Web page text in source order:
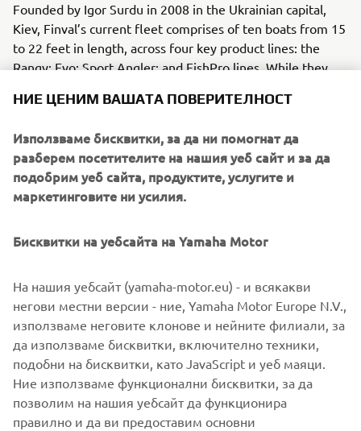
Founded by Igor Surdu in 2008 in the Ukrainian capital,
Kiev, Finval’s current fleet comprises of ten boats from 15
to 22 feet in length, across four key product lines: the
Rangy; Evo; Sport Angler; and FishPro lines. While they
designed to validate customer trust by putting
As the collaboration between these two premium brands
develops, the sharing of expertise will help bring Finval
owners a combination of fun, performance and
market. Yamaha will be in the perfect position to show
class-leading innovation can feel when it’s underpinned by
60 years of experience and Revving Hearts…
FULL PRESS RELEASE
НИЕ ЦЕНИМ ВАШАТА ПОВЕРИТЕЛНОСТ
Използваме бисквитки, за да ни помогнат да
разберем посетителите на нашия уеб сайт и за да
подобрим уеб сайта, продуктите, услугите и
маркетинговите ни усилия.
Бисквитки на уебсайта на Yamaha Motor
На нашия уебсайт (yamaha-motor.eu) - и всякакви
негови местни версии - ние, Yamaha Motor Europe N.V.,
използваме неговите клонове и нейните филиали, за
да използваме бисквитки, включително техники,
подобни на бисквитки, като JavaScript и уеб маяци.
Ние използваме функционални бисквитки, за да
позволим на нашия уебсайт да функционира
правилно и да ви предоставим основни